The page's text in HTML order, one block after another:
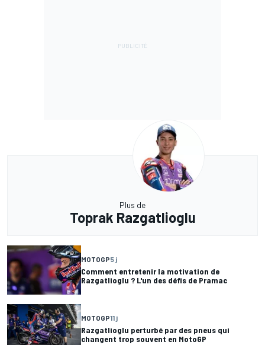
Plus de
Toprak Razgatlioglu
MOTOGP5 j
Comment entretenir la motivation de
Razgatlioglu ? L'un des défis de Pramac
MOTOGP11 j
Razgatlioglu perturbé par des pneus qui
changent trop souvent en MotoGP